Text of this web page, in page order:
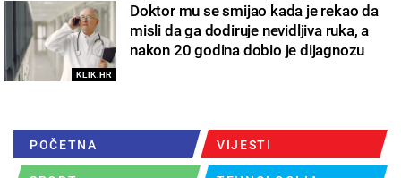
KLIK.HR
Doktor mu se smijao kada je rekao da
misli da ga dodiruje nevidljiva ruka, a
nakon 20 godina dobio je dijagnozu
POČETNA VIJESTI